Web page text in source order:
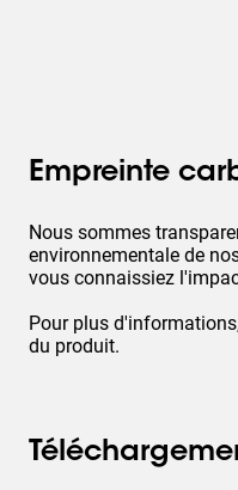
Empreinte
Nous sommes
environnementale de
vous connaissiez
Pour plus
du produit.